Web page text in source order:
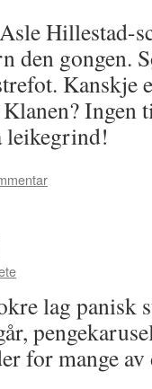
Hillestad-
den gongen.
Kanskje
Ingen
leikegrind!
lag panisk
for mange